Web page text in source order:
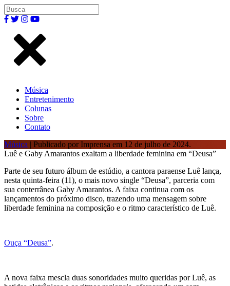
Música
Entretenimento
Colunas
Sobre
Contato
Música | Publicado por Imprensa em 12 de julho de 2024.
Luê e Gaby Amarantos exaltam a liberdade feminina em “Deusa”
Parte de seu futuro álbum de estúdio, a cantora paraense Luê lança,
nesta quinta-feira (11), o mais novo single “Deusa”, parceria com
sua conterrânea Gaby Amarantos. A faixa continua com os
lançamentos do próximo disco, trazendo uma mensagem sobre
liberdade feminina na composição e o ritmo característico de Luê.
Ouça “Deusa”.
A nova faixa mescla duas sonoridades muito queridas por Luê, as